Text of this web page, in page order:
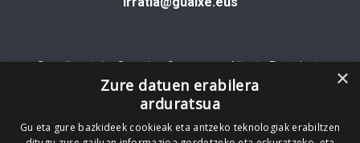
Gure lizentzia: Creative Commons Aitortu Partekatu
Codesyntaxek garatua
×
Zure datuen erabilera
arduratsua
Gu eta gure bazkideek cookieak eta antzeko teknologiak erabiltzen